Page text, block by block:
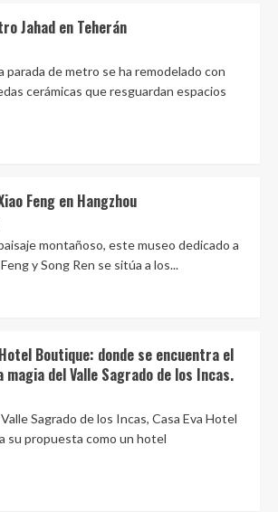
Jahad en Teherán
parada de metro se ha remodelado con
cerámicas que resguardan espacios
Feng en Hangzhou
montañoso, este museo dedicado a
y Song Ren se sitúa a los...
Boutique: donde se encuentra el
del Valle Sagrado de los Incas.
Sagrado de los Incas, Casa Eva Hotel
su propuesta como un hotel